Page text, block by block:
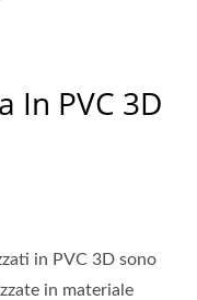
In PVC 3D
in PVC 3D sono
in materiale